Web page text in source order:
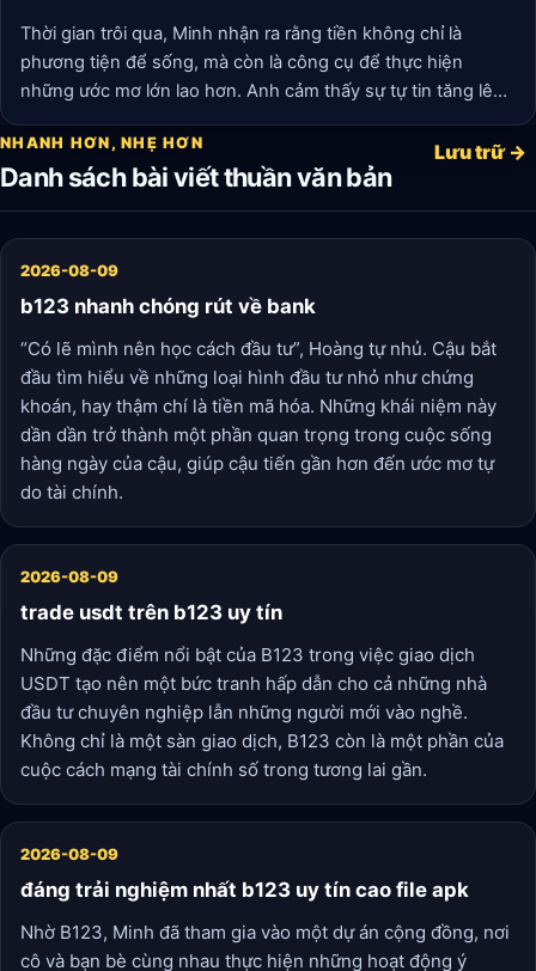
Thời gian trôi qua, Minh nhận ra rằng tiền không chỉ là
phương tiện để sống, mà còn là công cụ để thực hiện
những ước mơ lớn lao hơn. Anh cảm thấy sự tự tin tăng lên
từng ngày, và lần đầu tiên trong đời, anh không cảm thấy
mình bị ràng buộc bởi những khoản nợ nần. Từ những trải
nghiệm này, Minh bắt đầu có một cái nhìn mới mẻ, hạnh
phúc hơn về đồng tiền.
NHANH HƠN, NHẸ HƠN
Danh sách bài viết thuần văn bản
Lưu trữ →
2026-08-09
b123 nhanh chóng rút về bank
“Có lẽ mình nên học cách đầu tư”, Hoàng tự nhủ. Cậu bắt
đầu tìm hiểu về những loại hình đầu tư nhỏ như chứng
khoán, hay thậm chí là tiền mã hóa. Những khái niệm này
dần dần trở thành một phần quan trọng trong cuộc sống
hàng ngày của cậu, giúp cậu tiến gần hơn đến ước mơ tự
do tài chính.
2026-08-09
trade usdt trên b123 uy tín
Những đặc điểm nổi bật của B123 trong việc giao dịch
USDT tạo nên một bức tranh hấp dẫn cho cả những nhà
đầu tư chuyên nghiệp lẫn những người mới vào nghề.
Không chỉ là một sàn giao dịch, B123 còn là một phần của
cuộc cách mạng tài chính số trong tương lai gần.
2026-08-09
đáng trải nghiệm nhất b123 uy tín cao file apk
Nhờ B123, Minh đã tham gia vào một dự án cộng đồng, nơi
cô và bạn bè cùng nhau thực hiện những hoạt động ý